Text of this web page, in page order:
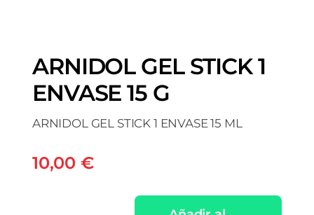
ARNIDOL GEL STICK 1
ENVASE 15 G
ARNIDOL GEL STICK 1 ENVASE 15 ML
10,00 €